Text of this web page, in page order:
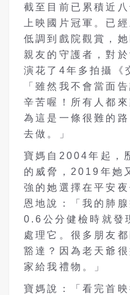
截至目前已累積近
上映國片冠軍。已
低調到戲院觀賞，
親友的守護者，對
演花了 4年多拍攝《
「雖然我不會當面
辛苦喔！所有人都
為這是一條很難的
去做。」
寶媽自 2004年起，
的威脅， 2019 年她
強的她選擇在平安
恩地說：「我的肺
0.6 公分健檢時就發
處理它。很多朋友
豁達？因為老天爺
家給我禮物。」
寶媽說：「看完首